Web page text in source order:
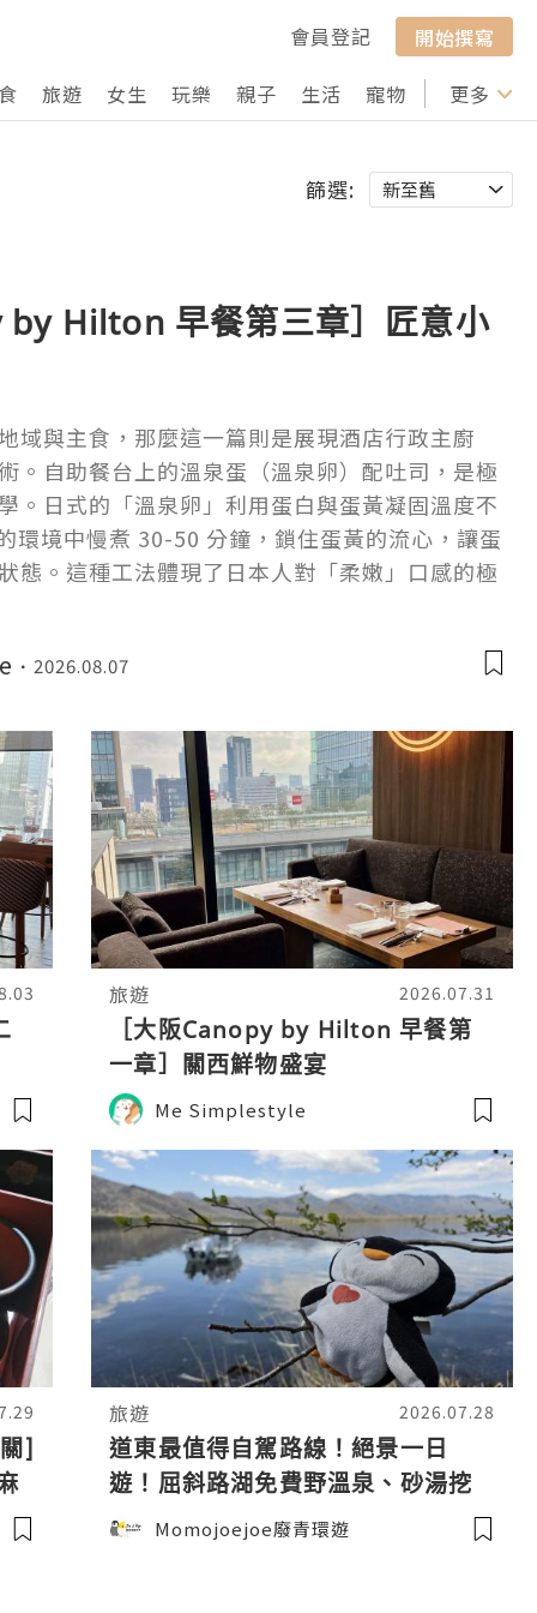
會員登記
開始撰寫
旅遊 女生 玩樂 親子 生活 寵物 行山 打卡
更多
篩選:
Hilton 早餐第三章］匠意小
域與主食，那麼這一篇則是展現酒店行政主廚
。自助餐台上的溫泉蛋（溫泉卵）配吐司，是極
。日式的「溫泉卵」利用蛋白與蛋黃凝固溫度不
境中慢煮 30-50 分鐘，鎖住蛋黃的流心，讓蛋
態。這種工法體現了日本人對「柔嫩」口感的極
2026.08.07
旅遊 2026.07.31
［大阪Canopy by Hilton 早餐第
一章］關西鮮物盛宴
Me Simplestyle
]
旅遊 2026.07.28
道東最值得自駕路線！絕景一日
遊！屈斜路湖免費野溫泉、砂湯挖
沙即出熱水、看壯觀活火山硫磺
Momojoejoe廢青環遊